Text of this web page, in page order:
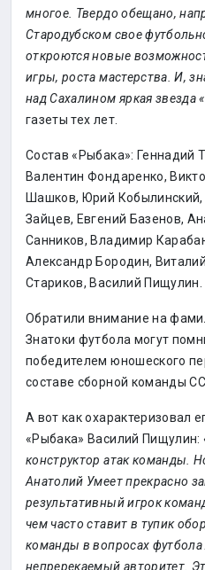
многое. Твердо обещано,
Стародубском свое
откроются новые
игры, роста мастерства. И,
над Сахалином яркая звезда
газеты тех лет.
Состав «Рыбака»: Геннадий
Валентин Фондаренко,
Шашков, Юрий Кобылинский,
Зайцев, Евгений Базенов,
Санников, Владимир
Александр Бородин,
Стариков, Василий Пищулин.
Обратили внимание на
Знатоки футбола могут
победителем юношеского
составе сборной команды
А вот как охарактеризовал
«Рыбака» Василий Пищулин:
конструктор атак команды.
Анатолий Умеет прекрасно
результативный игрок
чем часто ставит в тупик
команды в вопросах
непререкаемый авторитет.